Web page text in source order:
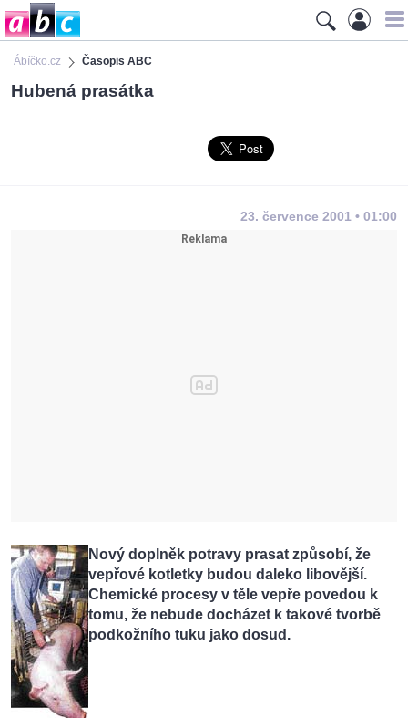
Ábíčko.cz Časopis ABC
Hubená prasátka
23. července 2001 • 01:00
Nový doplněk potravy prasat způsobí, že
vepřové kotletky budou daleko libovější.
Chemické procesy v těle vepře povedou k
tomu, že nebude docházet k takové tvorbě
podkožního tuku jako dosud.